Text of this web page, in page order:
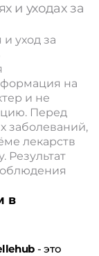
и уходах за
уход за
на
и не
Перед
заболеваний,
лекарств
Результат
в
- это